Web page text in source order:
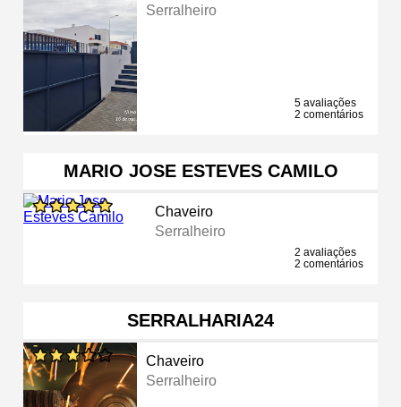
Serralheiro
5 avaliações
2 comentários
MARIO JOSE ESTEVES CAMILO
Chaveiro
Serralheiro
2 avaliações
2 comentários
SERRALHARIA24
Chaveiro
Serralheiro